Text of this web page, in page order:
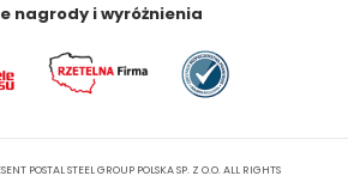
nagrody i wyróżnienia
POSTAL STEEL GROUP POLSKA SP. Z O.O. ALL RIGHTS